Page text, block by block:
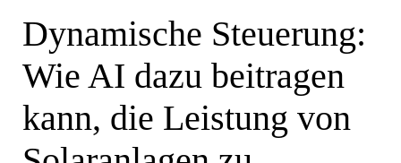
Dynamische Steuerung:
Wie AI dazu beitragen
kann, die Leistung von